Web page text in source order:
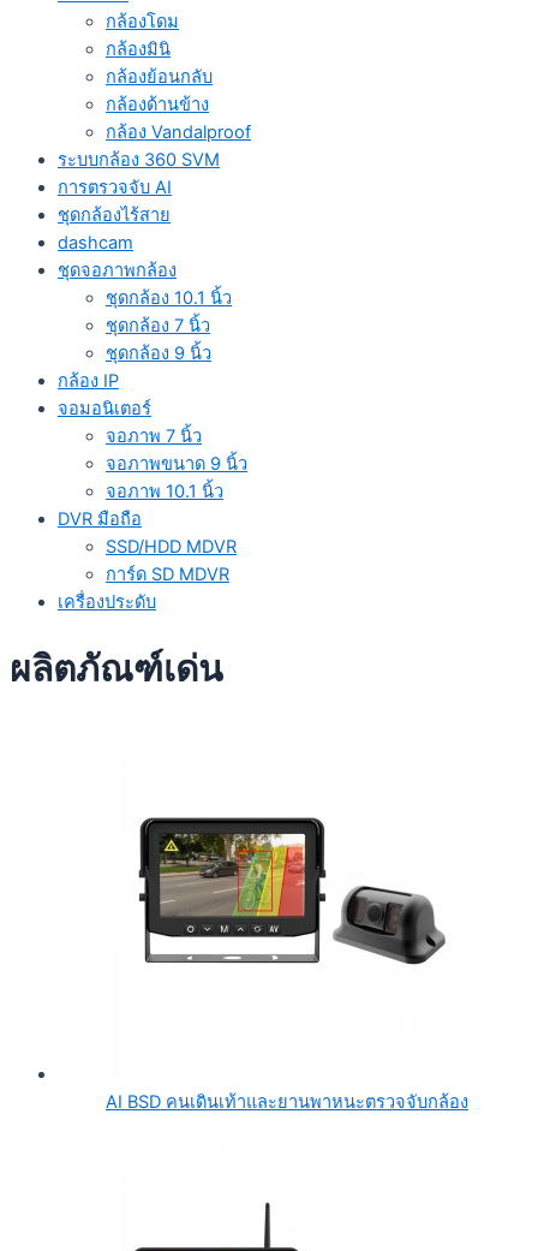
กล้องโดม
กล้องมินิ
กล้องย้อนกลับ
กล้องด้านข้าง
กล้อง Vandalproof
ระบบกล้อง 360 SVM
การตรวจจับ AI
ชุดกล้องไร้สาย
dashcam
ชุดจอภาพกล้อง
ชุดกล้อง 10.1 นิ้ว
ชุดกล้อง 7 นิ้ว
ชุดกล้อง 9 นิ้ว
กล้อง IP
จอมอนิเตอร์
จอภาพ 7 นิ้ว
จอภาพขนาด 9 นิ้ว
จอภาพ 10.1 นิ้ว
DVR มือถือ
SSD/HDD MDVR
การ์ด SD MDVR
เครื่องประดับ
ผลิตภัณฑ์เด่น
AI BSD คนเดินเท้าและยานพาหนะตรวจจับกล้อง